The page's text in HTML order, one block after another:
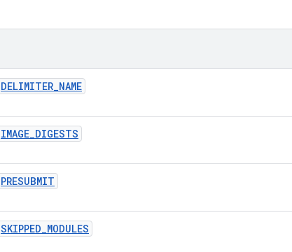
DELIMITER_NAME
IMAGE_DIGESTS
PRESUBMIT
SKIPPED_MODULES